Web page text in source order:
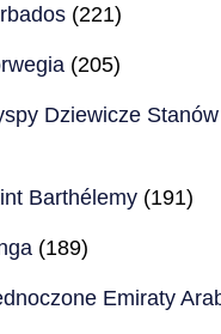
(221)
(205)
Dziewicze
Barthélemy (191)
(189)
Emiraty